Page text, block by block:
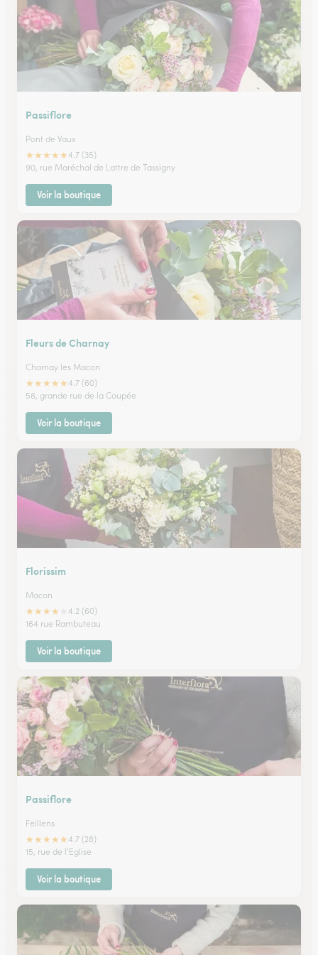
Passiflore
Pont de Vaux
★★★★★4.7 (35)
90, rue Maréchal de Lattre de Tassigny
Voir la boutique
Fleurs de Charnay
Charnay les Macon
★★★★★4.7 (60)
56, grande rue de la Coupée
Voir la boutique
Florissim
Macon
★★★★
4.2 (60)
164 rue Rambuteau
Voir la boutique
Passiflore
Feillens
★★★★★4.7 (28)
15, rue de l'Eglise
Voir la boutique